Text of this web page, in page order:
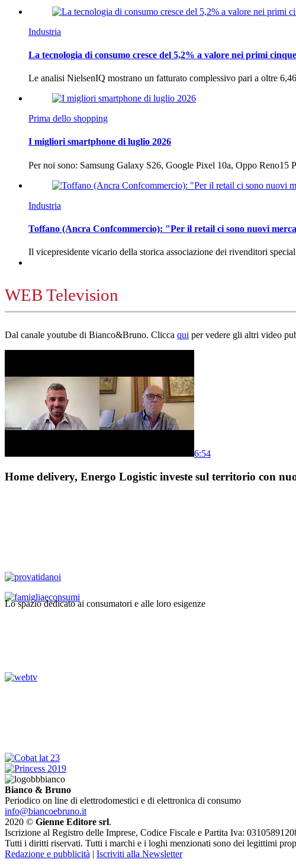
Industria
La tecnologia di consumo cresce del 5,2% a valore nei primi
Le analisi NielsenIQ mostrano un fatturato complessivo pari a oltre
Prima dello shopping
I migliori smartphone di luglio 2026
Per noi sono: Samsung Galaxy S26, Google Pixel 10a, Oppo
Industria
Toffano (Ancra Confcommercio): "Per il retail ci sono nuovi
Il vicepresidente vicario della storica associazione dei rivenditori
WEB Television
Dal canale youtube di Bianco&Bruno. Clicca qui per vedere gli altri video
6:54
Home delivery, Energo Logistic investe sul territorio con
Lo spazio dedicato ai consumatori e alle loro esigenze
Bianco & Bruno
Periodico on line di elettrodomestici e di elettronica di consumo
info@biancoebruno.it
2020 © Gienne Editore srl.
Iscrizione al Registro delle Imprese, Codice Fiscale e Partita Iva:
Tutti i diritti riservati. Tutti i marchi e i loghi menzionati sono dei legittimi
Redazione e pubblicità | Iscriviti alla Newsletter